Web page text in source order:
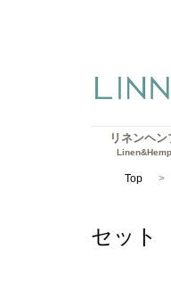
リネンヘン
Linen&Hemp
Top
セット